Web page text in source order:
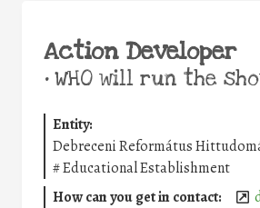
Action Developer
•WHO will run the
Entity:
Debreceni Református
#Educational Establishment
How can you get in contact: